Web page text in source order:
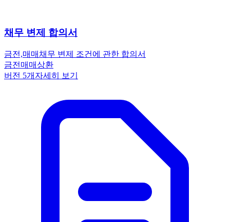
채무 변제 합의서
금전,매매 채무 변제 조건에 관한 합의서
금전 매매상환
버전 5개 자세히 보기